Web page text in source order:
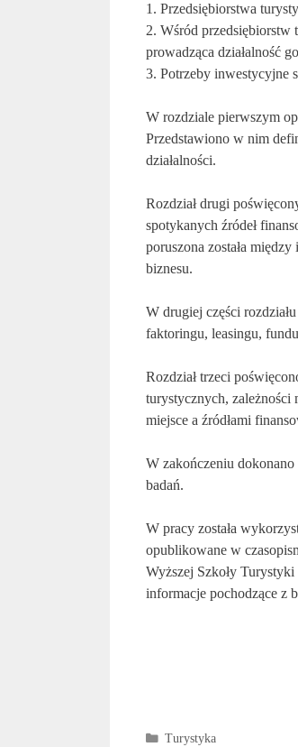
1. Przedsiębiorstwa
2. Wśród przedsiębiorstw
prowadząca działalność
3. Potrzeby inwestycyjne
W rozdziale pierwszym
Przedstawiono w nim
działalności.
Rozdział drugi
spotykanych źródeł
poruszona została
biznesu.
W drugiej części
faktoringu, leasingu,
Rozdział trzeci
turystycznych, zależności
miejsce a źródłami
W zakończeniu
badań.
W pracy została
opublikowane w
Wyższej Szkoły
informacje pochodzące z
Kategorie
Turystyka